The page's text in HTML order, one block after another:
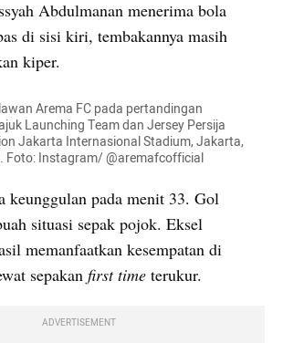
Abdulmanan menerima bola
di sisi kiri, tembakannya masih
kiper.
Arema FC pada pertandingan
Launching Team dan Jersey Persija
Jakarta Internasional Stadium, Jakarta,
Instagram/ @aremafcofficial
keunggulan pada menit 33. Gol
situasi sepak pojok. Eksel
memanfaatkan kesempatan di
sepakan first time terukur.
ADVERTISEMENT